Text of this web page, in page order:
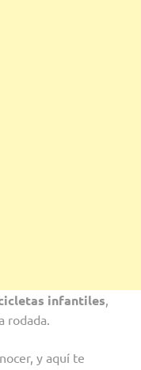
infantiles,
rodada.
y aquí te